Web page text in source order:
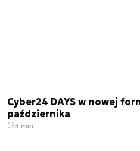
Cyber24 DAYS w nowej
października
3 min.